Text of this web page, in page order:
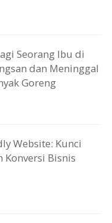
Seorang Ibu di
dan Meninggal
Goreng
Website: Kunci
Konversi Bisnis